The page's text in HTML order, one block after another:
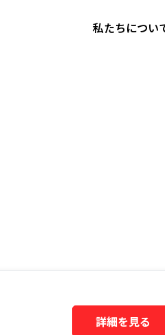
私たちについ
詳細を見る